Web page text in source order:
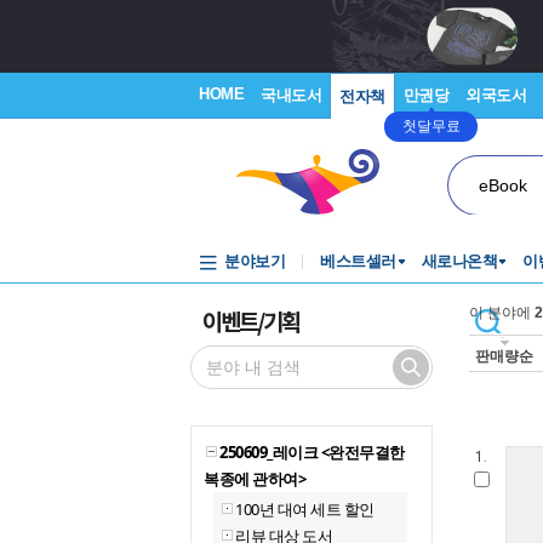
HOME 국내도서 전자책 만권당
첫달무료
외국도서
eBook
분야보기 베스트셀러 새로나온책 이
이벤트/기획
250609_레이크 <완전무결한
복종에 관하여>
100년 대여 세트 할인
리뷰 대상 도서
이 분야에 2
판매량순
1.